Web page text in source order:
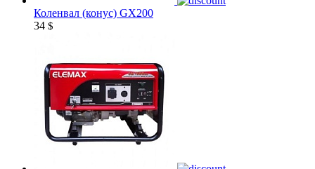
Коленвал (конус) GX200
34 $